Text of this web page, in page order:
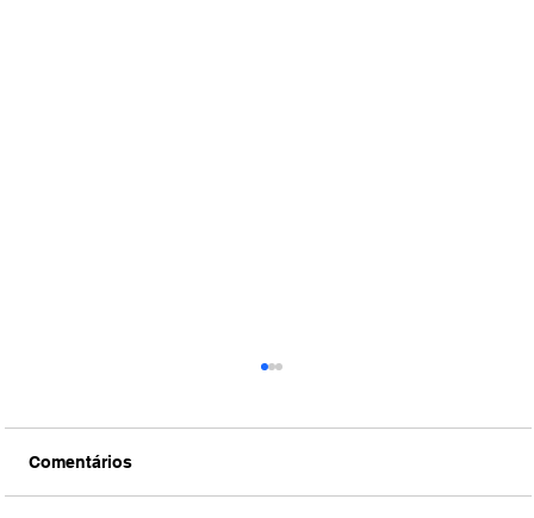
Comentários